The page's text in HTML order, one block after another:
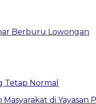
Berburu Lowongan
Tetap Normal